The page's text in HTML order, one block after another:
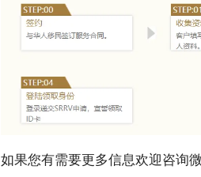
如果您有需要更多信息欢迎咨询